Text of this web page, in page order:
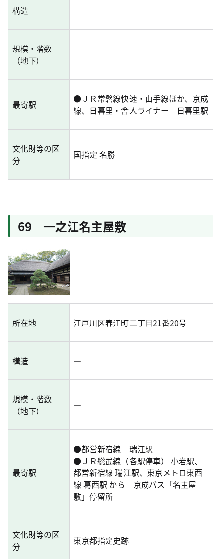
構造 ―
規模・階数
（地下）
―
最寄駅 ●ＪＲ常磐線快速・山手線ほか、京成
線、日暮里・舎人ライナー 日暮里駅
文化財等の区
分
国指定 名勝
69 一之江名主屋敷
所在地 江戸川区春江町二丁目21番20号
構造 ―
規模・階数
（地下）
―
最寄駅
●都営新宿線 瑞江駅
●ＪＲ総武線（各駅停車） 小岩駅、
都営新宿線 瑞江駅、東京メトロ東西
線 葛西駅 から 京成バス「名主屋
敷」停留所
文化財等の区
分
東京都指定史跡